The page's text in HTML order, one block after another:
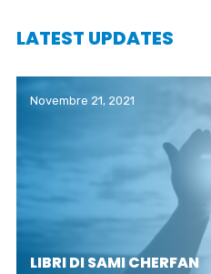
LATEST UPDATES
Novembre 21, 2021
LIBRI DI SAMI CHERFAN